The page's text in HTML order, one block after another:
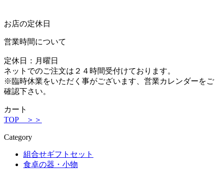
お店の定休日
営業時間について
定休日：月曜日
ネットでのご注文は２４時間受付けております。
※臨時休業をいただく事がございます、営業カレンダーをご
確認下さい。
カート
TOP ＞＞
Category
組合せギフトセット
食卓の器・小物